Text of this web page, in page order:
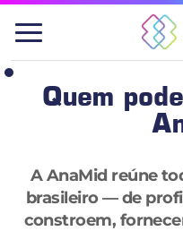
Pular
para
conteúdo
Quem
A AnaMid reúne
brasileiro — de
constroem,